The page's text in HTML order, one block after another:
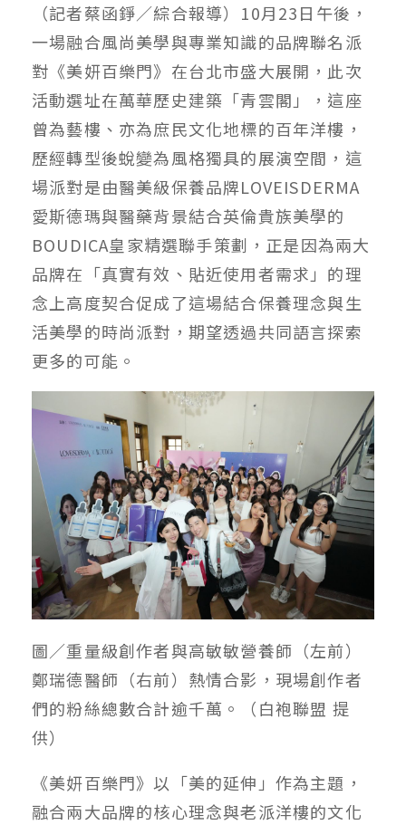
（記者蔡函錚／綜合報導）10月23日午後，
一場融合風尚美學與專業知識的品牌聯名派
對《美妍百樂門》在台北市盛大展開，此次
活動選址在萬華歷史建築「青雲閣」，這座
曾為藝樓、亦為庶民文化地標的百年洋樓，
歷經轉型後蛻變為風格獨具的展演空間，這
場派對是由醫美級保養品牌LOVEISDERMA
愛斯德瑪與醫藥背景結合英倫貴族美學的
BOUDICA皇家精選聯手策劃，正是因為兩大
品牌在「真實有效、貼近使用者需求」的理
念上高度契合促成了這場結合保養理念與生
活美學的時尚派對，期望透過共同語言探索
更多的可能。
圖／重量級創作者與高敏敏營養師（左前）
鄭瑞德醫師（右前）熱情合影，現場創作者
們的粉絲總數合計逾千萬。（白袍聯盟 提
供）
《美妍百樂門》以「美的延伸」作為主題，
融合兩大品牌的核心理念與老派洋樓的文化